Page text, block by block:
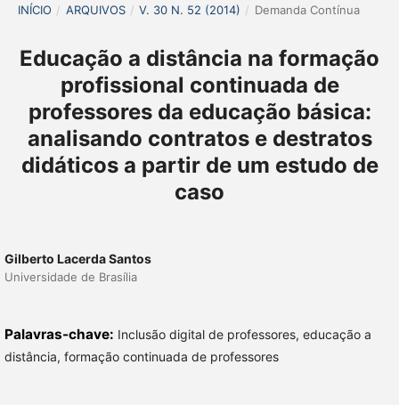
INÍCIO / ARQUIVOS / V. 30 N. 52 (2014) / Demanda Contínua
Educação a distância na formação
profissional continuada de
professores da educação básica:
analisando contratos e destratos
didáticos a partir de um estudo de
caso
Gilberto Lacerda Santos
Universidade de Brasília
Palavras-chave: Inclusão digital de professores, educação a
distância, formação continuada de professores